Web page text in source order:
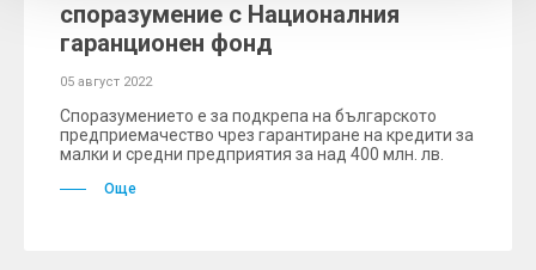
споразумение с Националния
гаранционен фонд
05 август 2022
Споразумението е за подкрепа на българското
предприемачество чрез гарантиране на кредити за
малки и средни предприятия за над 400 млн. лв.
Още